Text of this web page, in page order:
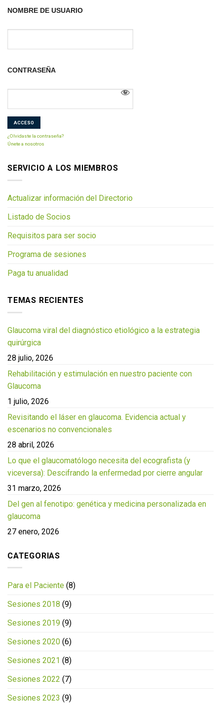
NOMBRE DE USUARIO
CONTRASEÑA
¿Olvidaste la contraseña?
Únete a nosotros
SERVICIO A LOS MIEMBROS
Actualizar información del Directorio
Listado de Socios
Requisitos para ser socio
Programa de sesiones
Paga tu anualidad
TEMAS RECIENTES
Glaucoma viral del diagnóstico etiológico a la estrategia
quirúrgica
28 julio, 2026
Rehabilitación y estimulación en nuestro paciente con
Glaucoma
1 julio, 2026
Revisitando el láser en glaucoma. Evidencia actual y
escenarios no convencionales
28 abril, 2026
Lo que el glaucomatólogo necesita del ecografista (y
viceversa): Descifrando la enfermedad por cierre angular
31 marzo, 2026
Del gen al fenotipo: genética y medicina personalizada en
glaucoma
27 enero, 2026
CATEGORIAS
Para el Paciente (8)
Sesiones 2018 (9)
Sesiones 2019 (9)
Sesiones 2020 (6)
Sesiones 2021 (8)
Sesiones 2022 (7)
Sesiones 2023 (9)